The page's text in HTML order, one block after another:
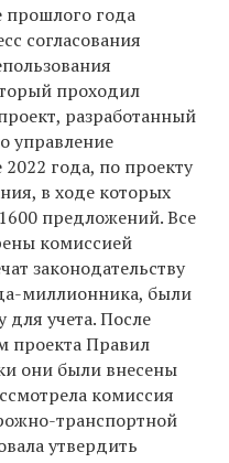
прошлого года
согласования
проходил
разработанный
управление
года, по проекту
в ходе которых
предложений. Все
комиссией
законодательству
миллионника, были
учета. После
проекта Правил
они были внесены
комиссия
транспортной
утвердить